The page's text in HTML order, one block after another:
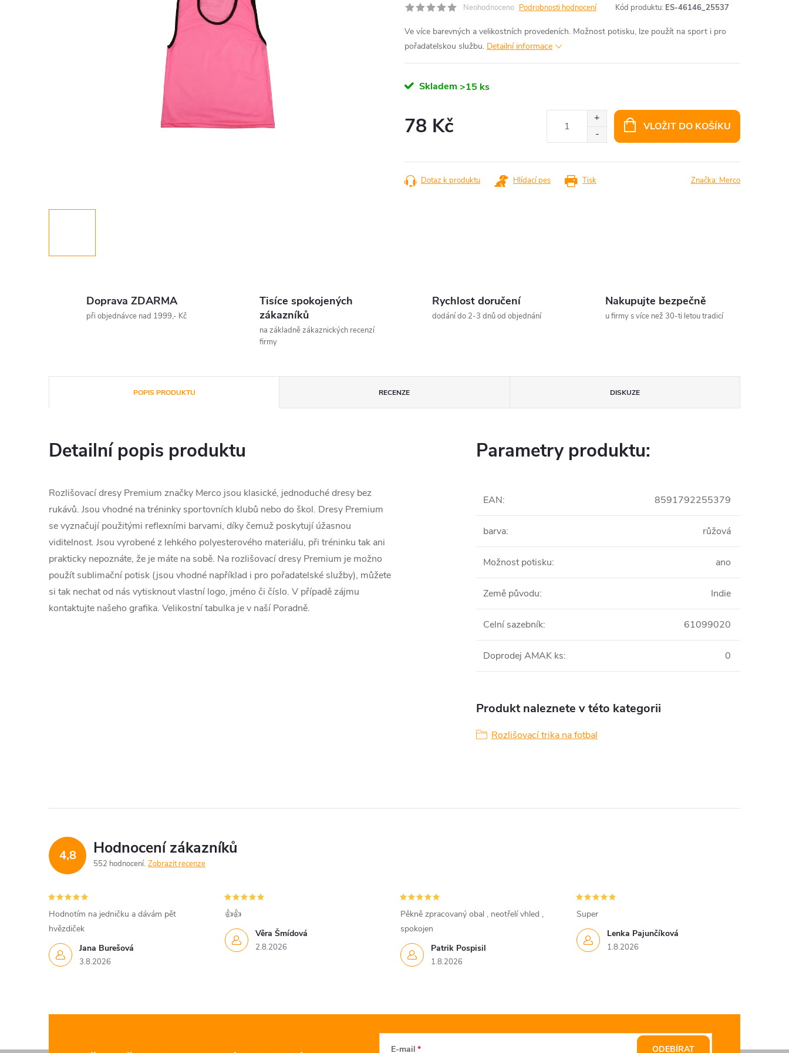
Neohodnoceno Podrobnosti hodnocení Kód produktu: ES-46146_25537
Ve více barevných a velikostních provedeních. Možnost potisku, lze použít na sport i pro
pořadatelskou službu. Detailní informace
Skladem >15 ks
78 Kč VLOŽIT DO KOŠÍKU
Tisk
Dotaz k produktu Hlídací pes Značka: Merco
Doprava ZDARMA
při objednávce nad 1999,- Kč
Tisíce spokojených
zákazníků
na základně zákaznických recenzí
firmy
Rychlost doručení
dodání do 2-3 dnů od objednání
Nakupujte bezpečně
u firmy s více než 30-ti letou tradicí
POPIS PRODUKTU RECENZE DISKUZE
Detailní popis produktu
Rozlišovací dresy Premium značky Merco jsou klasické, jednoduché dresy bez
rukávů. Jsou vhodné na tréninky sportovních klubů nebo do škol. Dresy Premium
se vyznačují použitými reflexními barvami, díky čemuž poskytují úžasnou
viditelnost. Jsou vyrobené z lehkého polyesterového materiálu, při tréninku tak ani
prakticky nepoznáte, že je máte na sobě. Na rozlišovací dresy Premium je možno
použít sublimační potisk (jsou vhodné například i pro pořadatelské služby), můžete
si tak nechat od nás vytisknout vlastní logo, jméno či číslo. V případě zájmu
kontaktujte našeho grafika. Velikostní tabulka je v naší Poradně.
Parametry produktu:
EAN: 8591792255379
barva: růžová
Možnost potisku: ano
Země původu: Indie
Celní sazebník: 61099020
Doprodej AMAK ks: 0
Produkt naleznete v této kategorii
Rozlišovací trika na fotbal
4,8 Hodnocení zákazníků
552 hodnocení Zobrazit recenze
Jana Burešová
3.8.2026
Hodnotím na jedničku a dávám pět
hvězdiček
Věra Šmídová
2.8.2026
👍👍
Patrik Pospisil
1.8.2026
Pěkně zpracovaný obal , neotřelí vhled ,
spokojen
Lenka Pajunčíková
1.8.2026
Super
E-mail ODEBÍRAT